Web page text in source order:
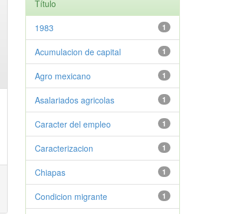
Título
1
1983
1
Acumulacion de capital
1
Agro mexicano
1
Asalariados agricolas
1
Caracter del empleo
1
Caracterizacion
1
Chiapas
1
Condicion migrante